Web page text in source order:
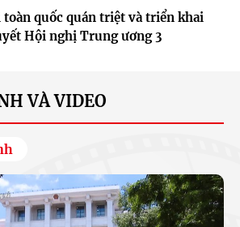
toàn quốc quán triệt và triển khai
Hội nghị Trung ương 3
VÀ VIDEO